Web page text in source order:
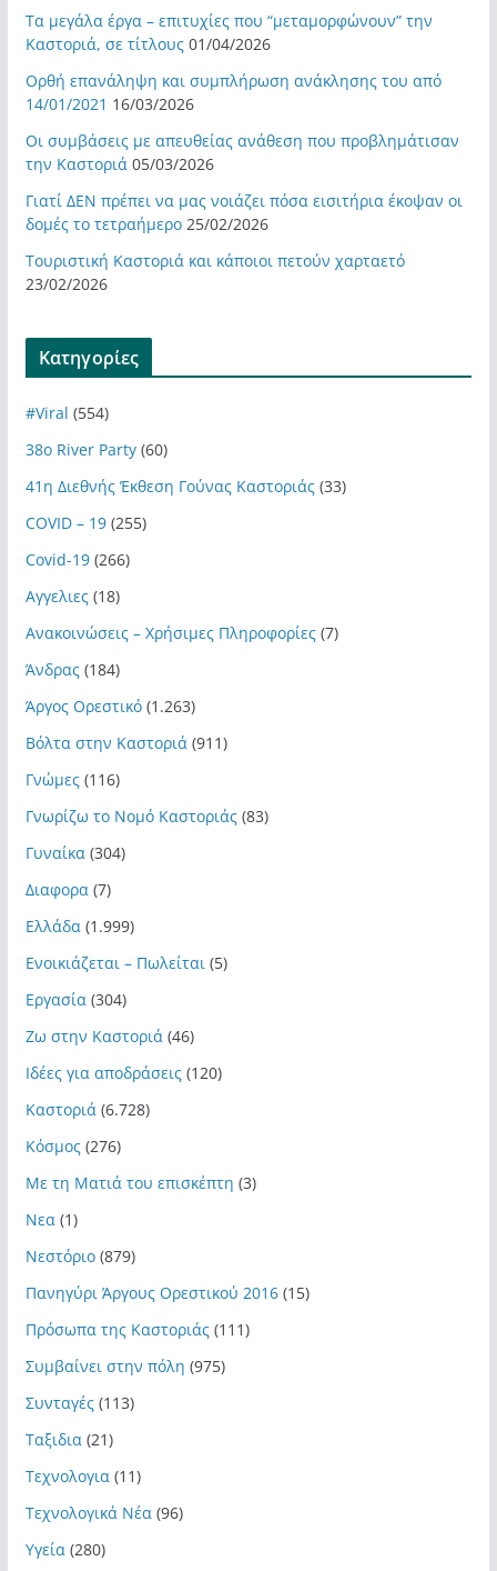
Τα μεγάλα έργα – επιτυχίες που “μεταμορφώνουν” την
Καστοριά, σε τίτλους 01/04/2026
Ορθή επανάληψη και συμπλήρωση ανάκλησης του από
14/01/2021 16/03/2026
Οι συμβάσεις με απευθείας ανάθεση που προβλημάτισαν
την Καστοριά 05/03/2026
Γιατί ΔΕΝ πρέπει να μας νοιάζει πόσα εισιτήρια έκοψαν οι
δομές το τετραήμερο 25/02/2026
Τουριστική Καστοριά και κάποιοι πετούν χαρταετό
23/02/2026
Kατηγορίες
#Viral (554)
38ο River Party(60)
41η Διεθνής Έκθεση Γούνας Καστοριάς(33)
COVID – 19(255)
Covid-19(266)
Αγγελιες(18)
Ανακοινώσεις – Χρήσιμες Πληροφορίες(7)
Άνδρας(184)
Άργος Ορεστικό(1.263)
Βόλτα στην Καστοριά (911)
Γνώμες(116)
Γνωρίζω το Νομό Καστοριάς(83)
Γυναίκα (304)
Διαφορα (7)
Ελλάδα (1.999)
Ενοικιάζεται – Πωλείται (5)
Εργασία (304)
Ζω στην Καστοριά (46)
Ιδέες για αποδράσεις(120)
Καστοριά (6.728)
Κόσμος(276)
Με τη Ματιά του επισκέπτη (3)
Νεα (1)
Νεστόριο(879)
Πανηγύρι Άργους Ορεστικού 2016(15)
Πρόσωπα της Καστοριάς(111)
Συμβαίνει στην πόλη (975)
Συνταγές(113)
Ταξιδια (21)
Τεχνολογια (11)
Τεχνολογικά Νέα (96)
Υγεία (280)